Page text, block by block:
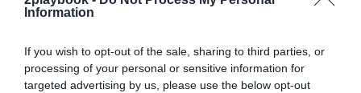
Information
If you wish to opt-out of the sale, sharing to third parties, or
processing of your personal or sensitive information for
targeted advertising by us, please use the below opt-out
europeos– oMonarch Collective
El Barça lidera la inversión en plantilla y dobla el
Real Madrid